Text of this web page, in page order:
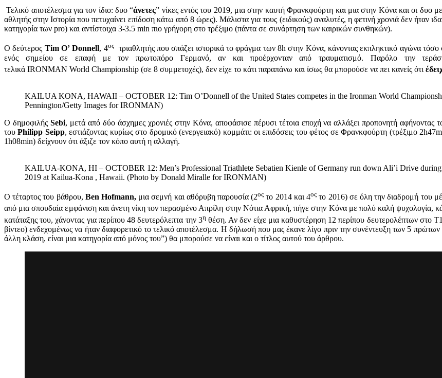
Τελικό αποτέλεσμα για τον ίδιο: δυο “άνετες” νίκες εντός του 2019, μια στην καυτή Φρανκφούρτη και μια στην Κόνα και οι
αθλητής στην Ιστορία που πετυχαίνει επίδοση κάτω από 8 ώρες). Μάλιστα για τους (ειδικούς) αναλυτές, η φετινή χρονιά δεν ήταν
κατηγορία των pro) και αντίστοιχα 3-3.5 min πιο γρήγορη στο τρέξιμο (πάντα σε συνάρτηση των καιρικών συνθηκών).
Ο δεύτερος Tim O’ Donnell, 4οςτριαθλητής που σπάζει ιστορικά το φράγμα των 8h στην Κόνα, κάνοντας εκπληκτικό αγώνα
ενός σημείου σε επαφή με τον πρωτοπόρο Γερμανό, αν και προέρχονταν από τραυματισμό. Παρόλο την
τελικά IRONMAN World Championship (σε 8 συμμετοχές), δεν είχε το κάτι παραπάνω και ίσως θα μπορούσε να πει κανείς ότι
KAILUA KONA, HAWAII – OCTOBER 12: Tim O’Donnell of the United States competes in the Ironman World
Pennington/Getty Images for IRONMAN)
Ο δημοφιλής Sebi, μετά από δύο άσχημες χρονιές στην Κόνα, αποφάσισε πέρυσι τέτοια εποχή να αλλάξει προπονητή αφήνοντας
τουPhilipp Seipp, εστιάζοντας κυρίως στο δρομικό (ενεργειακό) κομμάτι: οι επιδόσεις του φέτος σε Φρανκφούρτη (τρέξιμο
1h08min) δείχνουν ότι άξιζε τον κόπο αυτή η αλλαγή.
KAILUA-KONA, HI – OCTOBER 12: Men’s Professional Triathlete Sebatien Kienle of Germany run down Ali’i Drive
2019 at Kailua-Kona , Hawaii. (Photo by Donald Miralle for IRONMAN)
Ο τέταρτος του βάθρου, Ben Hofmann, μια σεμνή και αθόρυβη παρουσία (2ος το 2014 και 4ος το 2016) σε όλη την διαδρομή του
από μια σπουδαία εμφάνιση και άνετη νίκη τον περασμένο Απρίλη στην Νότια Αφρική, πήγε στην Κόνα με πολύ καλή ψυχολογία,
κατάταξης του, χάνοντας για περίπου 48 δευτερόλεπτα την 3η θέση. Αν δεν είχε μια καθυστέρηση 12 περίπου δευτερολέπτων στο
βίντεο) ενδεχομένως να ήταν διαφορετικό το τελικό αποτέλεσμα. Η δήλωσή που μας έκανε λίγο πριν την συνέντευξη των 5
άλλη κλάση, είναι μια κατηγορία από μόνος του”) θα μπορούσε να είναι και ο τίτλος αυτού του άρθρου.